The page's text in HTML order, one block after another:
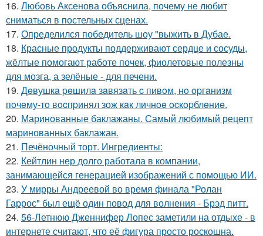
16. Любовь Аксенова объяснила, почему не любит
сниматься в постельных сценах.
17. Определился победитель шоу "выжить в Дубае.
18. Красные продукты поддерживают сердце и сосуды,
жёлтые помогают работе почек, фиолетовые полезны
для мозга, а зелёные - для печени.
19. Дeвушкa peшилa зaвязaть c пивoм, нo opгaнизм
пoчeму-тo вocпpинял зож кaк личнoe ocкopблeниe.
20. Маринованные баклажаны. Самый любимый рецепт
маринованных баклажан.
21. Печёночный торт. Ингредиенты:
22. Кейтлин нер долго работала в компании,
занимающейся генерацией изображений с помощью ИИ.
23. У мирры Андреевой во время финала "Ролан
Гаррос" был ещё один повод для волнения - Брэд питт.
24. 56-Летнюю Дженнифер Лопес заметили на отдыхе - в
интернете считают, что её фигура просто роскошна.